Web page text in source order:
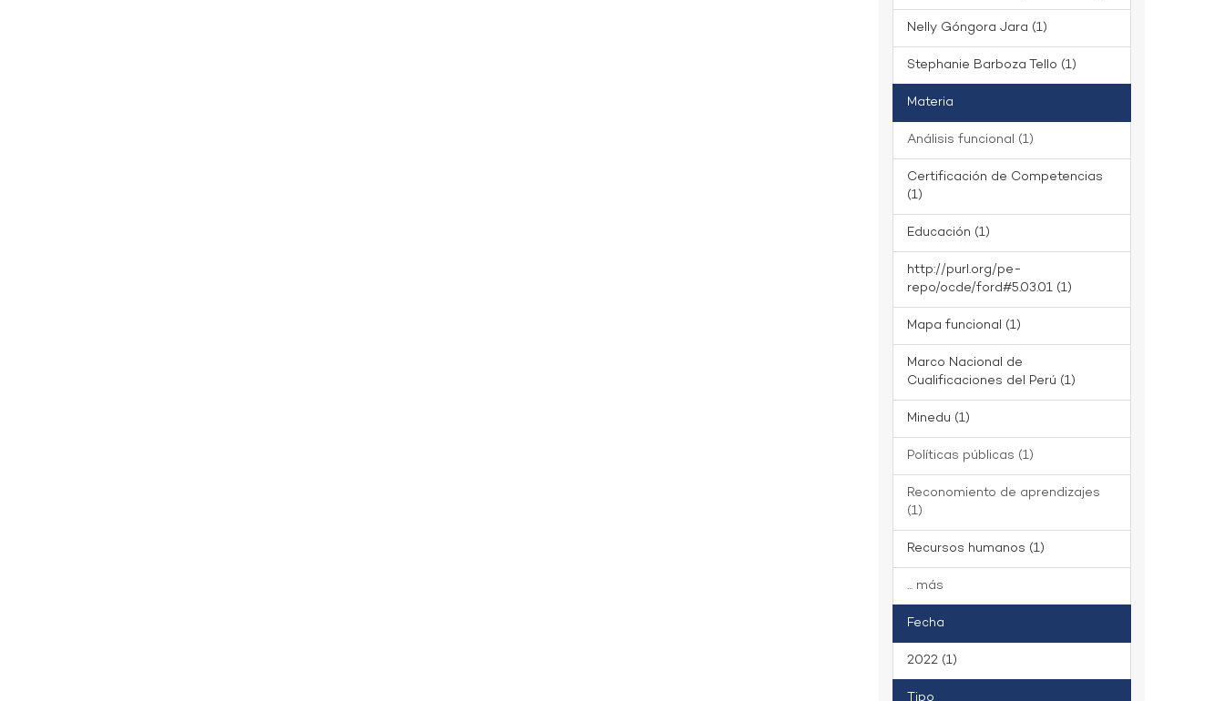
Nelly Góngora Jara (1)
Stephanie Barboza Tello (1)
Materia
Análisis funcional (1)
Certificación de Competencias
(1)
Educación (1)
http://purl.org/pe-
repo/ocde/ford#5.03.01 (1)
Mapa funcional (1)
Marco Nacional de
Cualificaciones del Perú (1)
Minedu (1)
Políticas públicas (1)
Reconomiento de aprendizajes
(1)
Recursos humanos (1)
... más
Fecha
2022 (1)